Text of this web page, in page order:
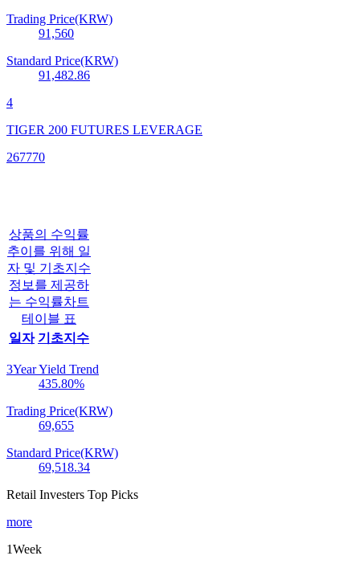
Trading Price(KRW)
91,560
Standard Price(KRW)
91,482.86
4
TIGER 200 FUTURES LEVERAGE
267770
상품의 수익률
추이를 위해 일
자 및 기초지수
정보를 제공하
는 수익률차트
테이블 표
일자 기초지수
3Year Yield Trend
435.80%
Trading Price(KRW)
69,655
Standard Price(KRW)
69,518.34
Retail Investers Top Picks
more
1Week